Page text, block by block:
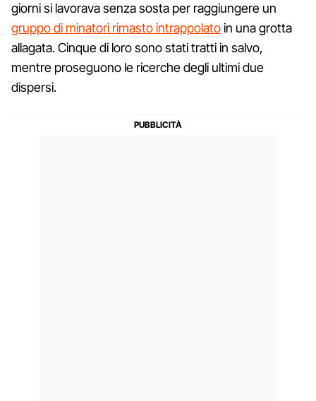
giorni si lavorava senza sosta per raggiungere un
gruppo di minatori rimasto intrappolatoin una grotta
allagata. Cinque di loro sono stati tratti in salvo,
mentre proseguono le ricerche degli ultimi due
dispersi.